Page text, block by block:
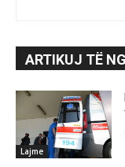
ARTIKUJ TË
Lajme